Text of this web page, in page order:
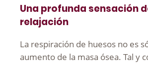
Una profunda sensación
relajación
La respiración de huesos no es
aumento de la masa ósea. Tal y